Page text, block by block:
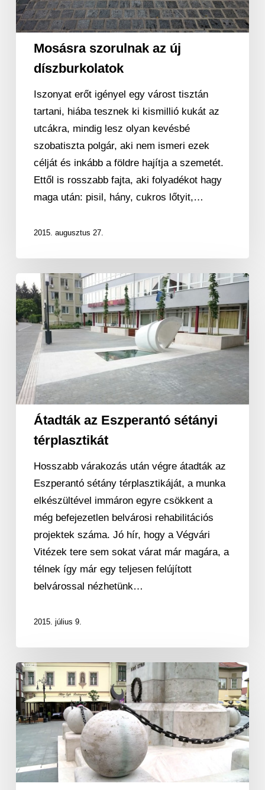
Mosásra szorulnak az új
díszburkolatok
Iszonyat erőt igényel egy várost tisztán
tartani, hiába tesznek ki kismillió kukát az
utcákra, mindig lesz olyan kevésbé
szobatiszta polgár, aki nem ismeri ezek
célját és inkább a földre hajítja a szemetét.
Ettől is rosszabb fajta, aki folyadékot hagy
maga után: pisil, hány, cukros lőtyit,…
2015. augusztus 27.
Átadták
az
Eszperantó
sétányi
térplasztikát
Átadták az Eszperantó sétányi
térplasztikát
Hosszabb várakozás után végre átadták az
Eszperantó sétány térplasztikáját, a munka
elkészültével immáron egyre csökkent a
még befejezetlen belvárosi rehabilitációs
projektek száma. Jó hír, hogy a Végvári
Vitézek tere sem sokat várat már magára, a
télnek így már egy teljesen felújított
belvárossal nézhetünk…
2015. július 9.
Kétségek
gyötörnek
Dobó
szobor
kapcsán